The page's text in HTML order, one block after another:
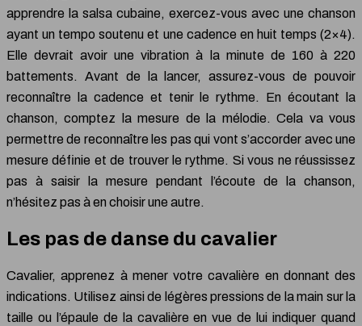
apprendre la salsa cubaine, exercez-vous avec une chanson
ayant un tempo soutenu et une cadence en huit temps (2×4).
Elle devrait avoir une vibration à la minute de 160 à 220
battements. Avant de la lancer, assurez-vous de pouvoir
reconnaître la cadence et tenir le rythme. En écoutant la
chanson, comptez la mesure de la mélodie. Cela va vous
permettre de reconnaître les pas qui vont s’accorder avec une
mesure définie et de trouver le rythme. Si vous ne réussissez
pas à saisir la mesure pendant l’écoute de la chanson,
n’hésitez pas à en choisir une autre.
Les pas de danse du cavalier
Cavalier, apprenez à mener votre cavalière en donnant des
indications. Utilisez ainsi de légères pressions de la main sur la
taille ou l’épaule de la cavalière en vue de lui indiquer quand